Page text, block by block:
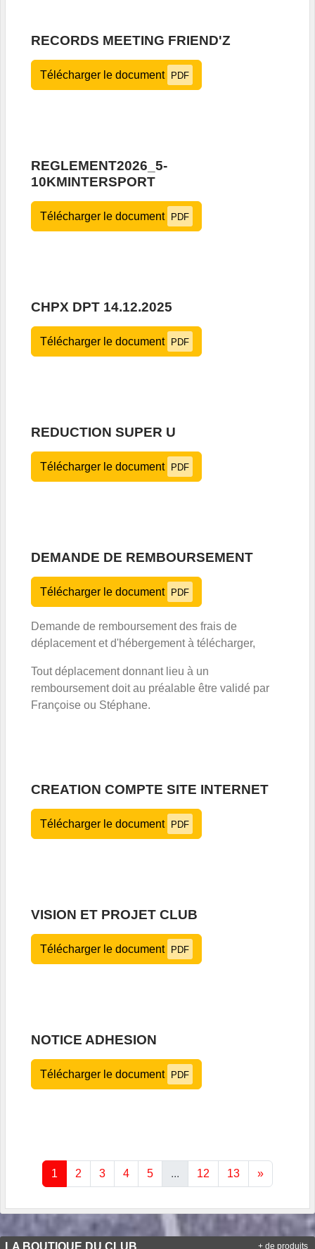
RECORDS MEETING FRIEND'Z
Télécharger le document PDF
REGLEMENT2026_5-
10KMINTERSPORT
Télécharger le document PDF
CHPX DPT 14.12.2025
Télécharger le document PDF
REDUCTION SUPER U
Télécharger le document PDF
DEMANDE DE REMBOURSEMENT
Télécharger le document PDF
Demande de remboursement des frais de
déplacement et d'hébergement à télécharger,
Tout déplacement donnant lieu à un
remboursement doit au préalable être validé par
Françoise ou Stéphane.
CREATION COMPTE SITE INTERNET
Télécharger le document PDF
VISION ET PROJET CLUB
Télécharger le document PDF
NOTICE ADHESION
Télécharger le document PDF
1 2 3 4 5 ... 12 13 »
+ de produits